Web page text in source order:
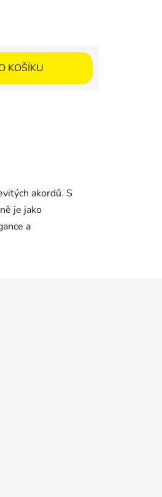
KOŠÍKU
akordů. S
je jako
a